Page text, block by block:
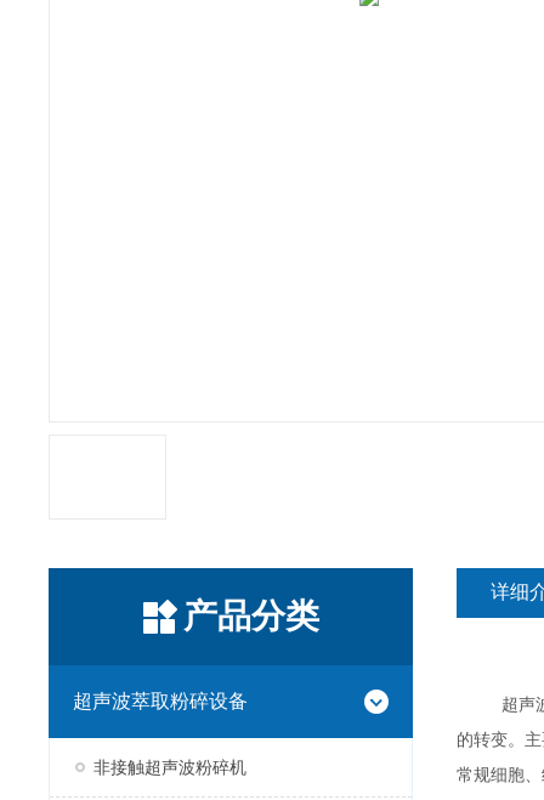
产品分类
超声波萃取粉碎设备
非接触超声波粉碎机
详细
超声
的转变。
常规细胞